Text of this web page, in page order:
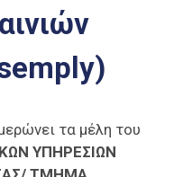
τα μέλη του
ΥΠΗΡΕΣΙΩΝ